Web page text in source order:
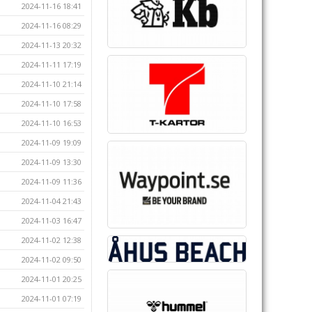
2024-11-16 18:41
2024-11-16 08:29
2024-11-13 20:32
2024-11-11 17:19
2024-11-10 21:14
2024-11-10 17:58
2024-11-10 16:53
2024-11-09 19:09
2024-11-09 13:30
2024-11-09 11:36
2024-11-04 21:43
2024-11-03 16:47
2024-11-02 12:38
2024-11-02 09:50
2024-11-01 20:25
2024-11-01 07:19